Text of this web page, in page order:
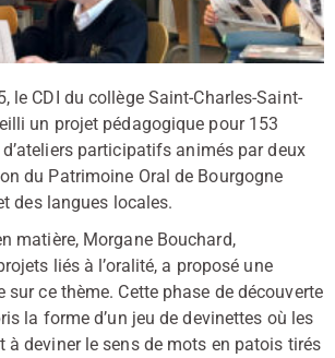
le CDI du collège Saint-Charles-Saint-
un projet pédagogique pour 153
participatifs animés par deux
du Patrimoine Oral de Bourgogne
des langues locales.
matière, Morgane Bouchard,
liés à l’oralité, a proposé une
sur ce thème. Cette phase de découverte
la forme d’un jeu de devinettes où les
à deviner le sens de mots en patois tirés